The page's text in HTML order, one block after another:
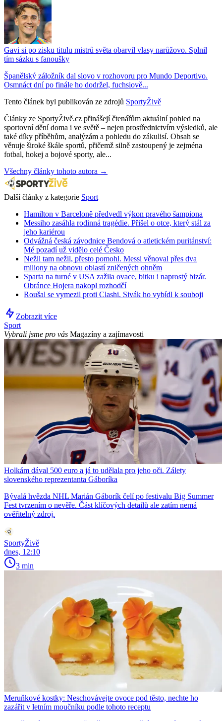
Gavi si po zisku titulu mistrů světa obarvil vlasy narůžovo. Splnil
tím sázku s fanoušky
Španělský záložník dal slovo v rozhovoru pro Mundo Deportivo.
Osmnáct dní po finále ho dodržel, fuchsiově...
Tento článek byl publikován ze zdrojů SportyŽivě
Články ze SportyŽivě.cz přinášejí čtenářům aktuální pohled na
sportovní dění doma i ve světě – nejen prostřednictvím výsledků, ale
také díky příběhům, analýzám a pohledu do zákulisí. Obsah se
věnuje široké škále sportů, přičemž silně zastoupený je zejména
fotbal, hokej a bojové sporty, ale...
Všechny články tohoto autora →
Další články z kategorie Sport
Hamilton v Barceloně předvedl výkon pravého šampiona
Messiho zasáhla rodinná tragédie. Přišel o otce, který stál za
jeho kariérou
Odvážná česká závodnice Bendová o atletickém puritánství:
Mé pozadí už vidělo celé Česko
Nežil tam nežil, přesto pomohl. Messi věnoval přes dva
miliony na obnovu oblastí zničených ohněm
Sparta na turné v USA zažila ovace, bitku i naprostý bizár.
Obránce Hojera nakopl rozhodčí
Roušal se vymezil proti Clashi. Sivák ho vybídl k souboji
Zobrazit více
Sport
Vybrali jsme pro vás Magazíny a zajímavosti
Holkám dával 500 euro a já to udělala pro jeho oči. Zálety
slovenského reprezentanta Gáboríka
Bývalá hvězda NHL Marián Gáborík čelí po festivalu Big Summer
Fest tvrzením o nevěře. Část klíčových detailů ale zatím nemá
ověřitelný zdroj.
SportyŽivě
dnes, 12:10
3 min
Meruňkové kostky: Neschovávejte ovoce pod těsto, nechte ho
zazářit v letním moučníku podle tohoto receptu